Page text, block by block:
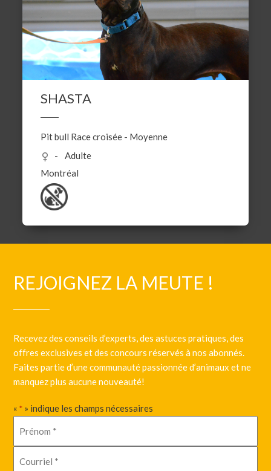
SHASTA
Pit bull Race croisée - Moyenne
Adulte
Montréal
REJOIGNEZ LA MEUTE !
Recevez des conseils d’experts, des astuces pratiques, des
offres exclusives et des concours réservés à nos abonnés.
Faites partie d’une communauté passionnée d’animaux et ne
manquez plus aucune nouveauté!
«* » indique les champs nécessaires